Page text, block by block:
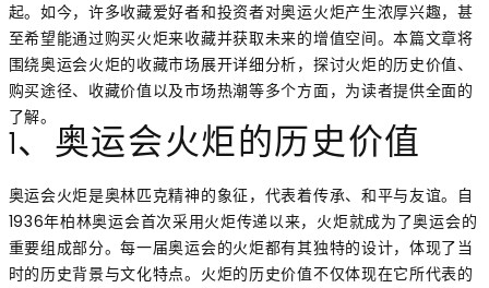
起。如今，许多收藏爱好者和投资者对奥运火炬产生浓厚兴趣，甚
至希望能通过购买火炬来收藏并获取未来的增值空间。本篇文章将
围绕奥运会火炬的收藏市场展开详细分析，探讨火炬的历史价值、
购买途径、收藏价值以及市场热潮等多个方面，为读者提供全面的
了解。
1、奥运会火炬的历史价值
奥运会火炬是奥林匹克精神的象征，代表着传承、和平与友谊。自
1936年柏林奥运会首次采用火炬传递以来，火炬就成为了奥运会的
重要组成部分。每一届奥运会的火炬都有其独特的设计，体现了当
时的历史背景与文化特点。火炬的历史价值不仅体现在它所代表的